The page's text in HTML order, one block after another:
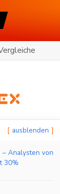
ausblenden
– Analysten von
30%